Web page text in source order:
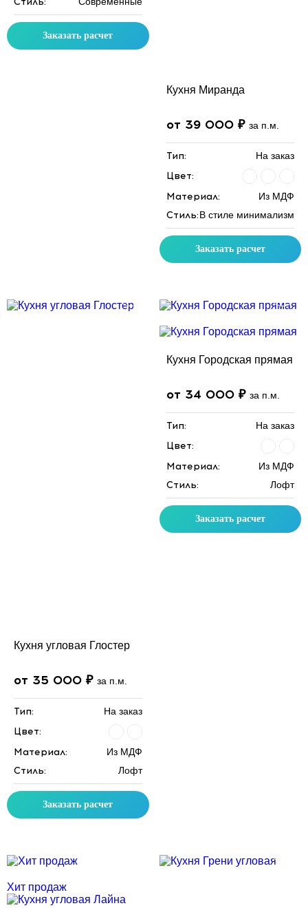
Заказать расчет
Кухня Миранда
от 39 000 ₽ за п.м.
Тип: На заказ
Цвет:
Материал:
Из МДФ
Стиль:В стиле минимализм
Заказать расчет
Кухня угловая Глостер
от 35 000 ₽ за п.м.
Тип: На заказ
Цвет:
Материал:
Из МДФ
Стиль: Лофт
Заказать расчет
Кухня Городская прямая
от 34 000 ₽ за п.м.
Тип: На заказ
Цвет:
Материал:
Из МДФ
Стиль: Лофт
Заказать расчет
Хит продаж